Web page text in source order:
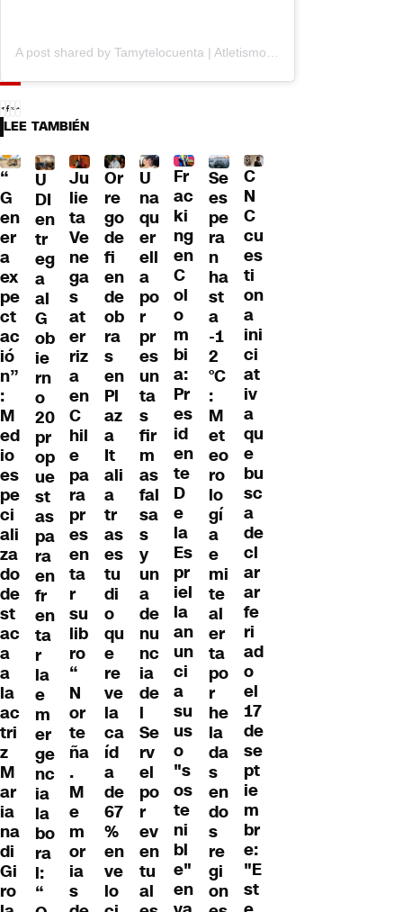
LEE TAMBIÉN
“
G
en
er
a
ex
pe
ct
ac
ió
n”
:
M
ed
io
es
pe
ci
ali
za
do
de
st
ac
a
a
la
ac
tri
z
M
ar
ia
na
di
Gi
ro
U
DI
en
tr
eg
a
al
G
ob
ie
rn
o
20
pr
op
ue
st
as
pa
ra
en
fr
en
ta
r
la
e
m
er
ge
nc
ia
la
bo
ra
l:
“
Ju
lie
ta
Ve
ne
ga
s
at
er
riz
a
en
C
hil
e
pa
ra
pr
es
en
ta
r
su
lib
ro
“
N
or
te
ña
.
M
e
m
or
ia
s
Or
re
go
de
fi
en
de
ob
ra
s
en
Pl
az
a
It
ali
a
tr
as
es
tu
di
o
qu
e
re
ve
la
ca
íd
a
de
67
%
en
ve
lo
U
na
qu
er
ell
a
po
r
pr
es
un
ta
s
fir
m
as
fal
sa
s
y
un
a
de
nu
nc
ia
de
l
Se
rv
el
po
r
ev
en
tu
al
Fr
ac
ki
ng
en
C
ol
o
m
bi
a:
Pr
es
id
en
te
D
e
la
Es
pr
iel
la
an
un
ci
a
su
us
o
"s
os
te
ni
bl
e"
en
Se
es
pe
ra
n
ha
st
a
-1
2
°C
:
M
et
eo
ro
lo
gí
a
e
mi
te
al
er
ta
po
r
he
la
da
s
en
do
s
re
gi
on
C
N
C
cu
es
ti
on
a
ini
ci
at
iv
a
qu
e
bu
sc
a
de
cl
ar
ar
fe
ri
ad
o
el
17
de
se
pt
ie
m
br
e:
"E
st